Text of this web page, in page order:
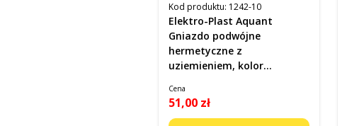
Kod produktu: 1242-10
Elektro-Plast Aquant
Gniazdo podwójne
hermetyczne z
uziemieniem, kolor
Cena
51,00 zł